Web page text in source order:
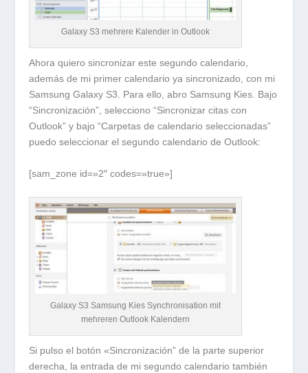
Galaxy S3 mehrere Kalender in Outlook
Ahora quiero sincronizar este segundo calendario,
además de mi primer calendario ya sincronizado, con mi
Samsung Galaxy S3. Para ello, abro Samsung Kies. Bajo
“Sincronización”, selecciono “Sincronizar citas con
Outlook” y bajo “Carpetas de calendario seleccionadas”
puedo seleccionar el segundo calendario de Outlook:
[sam_zone id=»2″ codes=»true»]
Galaxy S3 Samsung Kies Synchronisation mit
mehreren Outlook Kalendern
Si pulso el botón «Sincronización” de la parte superior
derecha, la entrada de mi segundo calendario también